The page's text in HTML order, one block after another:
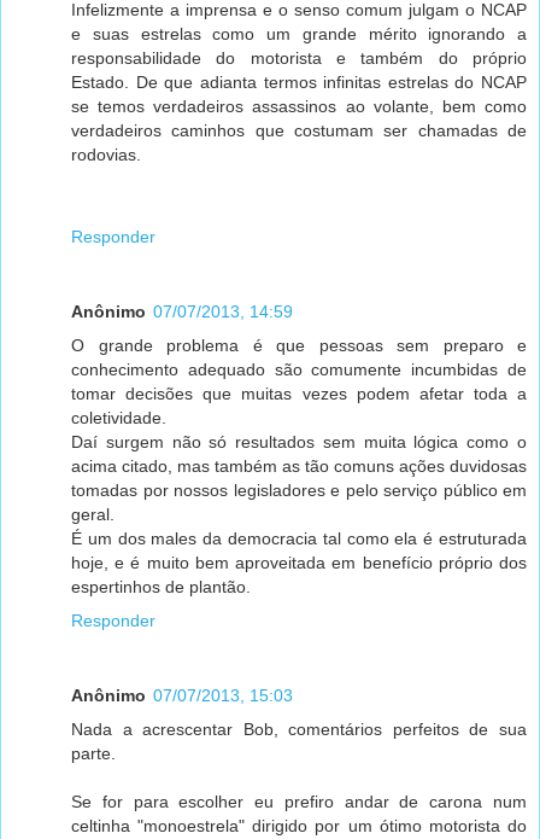
Infelizmente a imprensa e o senso comum julgam o NCAP
e suas estrelas como um grande mérito ignorando a
responsabilidade do motorista e também do próprio
Estado. De que adianta termos infinitas estrelas do NCAP
se temos verdadeiros assassinos ao volante, bem como
verdadeiros caminhos que costumam ser chamadas de
rodovias.
Responder
Anônimo 07/07/2013, 14:59
O grande problema é que pessoas sem preparo e
conhecimento adequado são comumente incumbidas de
tomar decisões que muitas vezes podem afetar toda a
coletividade.
Daí surgem não só resultados sem muita lógica como o
acima citado, mas também as tão comuns ações duvidosas
tomadas por nossos legisladores e pelo serviço público em
geral.
É um dos males da democracia tal como ela é estruturada
hoje, e é muito bem aproveitada em benefício próprio dos
espertinhos de plantão.
Responder
Anônimo 07/07/2013, 15:03
Nada a acrescentar Bob, comentários perfeitos de sua
parte.
Se for para escolher eu prefiro andar de carona num
celtinha "monoestrela" dirigido por um ótimo motorista do